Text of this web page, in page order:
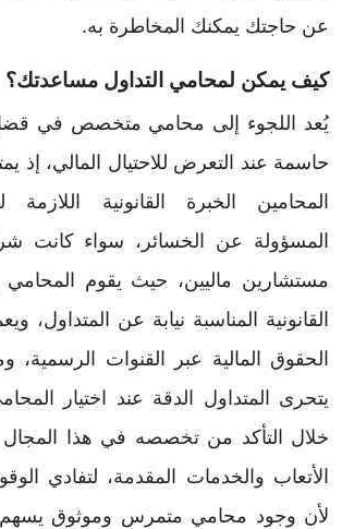
عن حاجتك يمكنك المخاطرة به.
كيف يمكن لمحامي التداول مساعدتك؟
يُعد اللجوء إلى محامي متخصص في
حاسمة عند التعرض للاحتيال المالي، إذ
المحامين الخبرة القانونية اللازمة
المسؤولة عن الخسائر، سواء كانت
مستشارين ماليين، حيث يقوم المحامي
القانونية المناسبة نيابة عن المتداول،
الحقوق المالية عبر القنوات
يتحرى المتداول الدقة عند اختيار
خلال التأكد من تخصصه في هذا
الأتعاب والخدمات المقدمة، لتفادي
لأن وجود محامي متمرس وموثوق